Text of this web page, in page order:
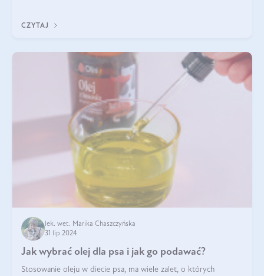
CZYTAJ
lek. wet. Marika Chaszczyńska
31 lip 2024
Jak wybrać olej dla psa i jak go podawać?
Stosowanie oleju w diecie psa, ma wiele zalet, o których